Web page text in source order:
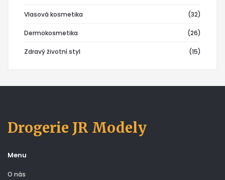
Vlasová kosmetika (32)
Dermokosmetika (26)
Zdravý životní styl (15)
Drogerie JR Modely
Menu
O nás